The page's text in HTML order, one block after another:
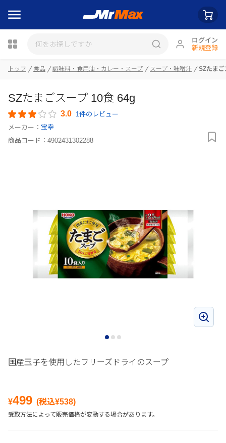
ログイン
新規登録
瓶詰
トップ 食品 調味料・食用油・カレー・スープ スープ・味噌汁 SZたま
SZたまごスープ 10食 64g
3.0 1件のレビュー
メーカー： 宝幸
商品コード： 4902431302288
国産玉子を使用したフリーズドライのスープ
¥499 (税込¥538)
受取方法によって販売価格が変動する場合があります。